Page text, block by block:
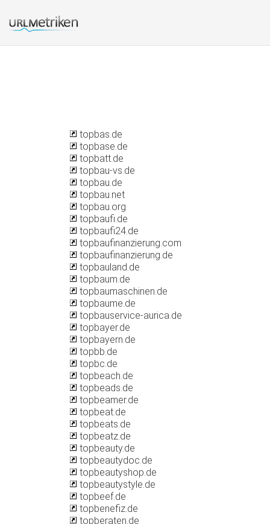
topbas.de
topbase.de
topbatt.de
topbau-vs.de
topbau.de
topbau.net
topbau.org
topbaufi.de
topbaufi24.de
topbaufinanzierung.com
topbaufinanzierung.de
topbauland.de
topbaum.de
topbaumaschinen.de
topbaume.de
topbauservice-aurica.de
topbayer.de
topbayern.de
topbb.de
topbc.de
topbeach.de
topbeads.de
topbeamer.de
topbeat.de
topbeats.de
topbeatz.de
topbeauty.de
topbeautydoc.de
topbeautyshop.de
topbeautystyle.de
topbeef.de
topbenefiz.de
topberaten.de